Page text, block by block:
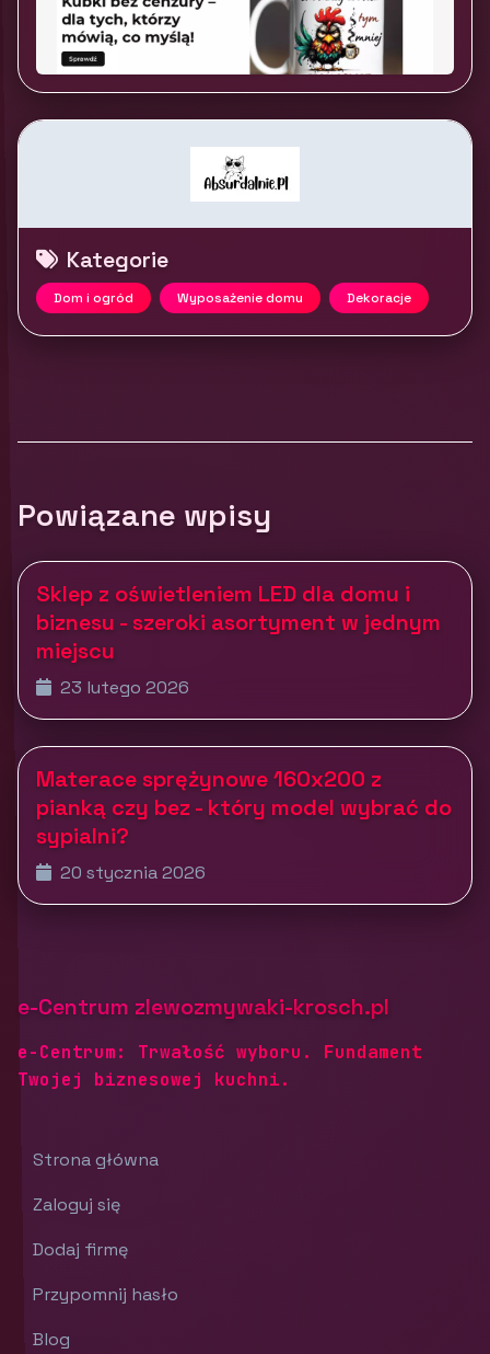
Kategorie
Dom i ogród Wyposażenie domu Dekoracje
Powiązane wpisy
Sklep z oświetleniem LED dla domu i
biznesu - szeroki asortyment w jednym
miejscu
23 lutego 2026
Materace sprężynowe 160x200 z
pianką czy bez - który model wybrać do
sypialni?
20 stycznia 2026
e-Centrum zlewozmywaki-krosch.pl
e-Centrum: Trwałość wyboru. Fundament
Twojej biznesowej kuchni.
Strona główna
Zaloguj się
Dodaj firmę
Przypomnij hasło
Blog